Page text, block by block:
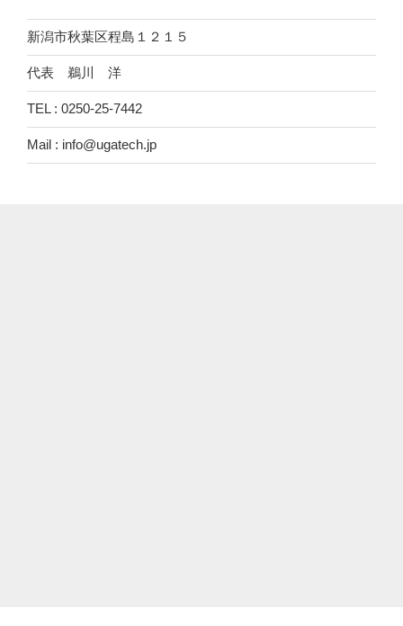
新潟市秋葉区程島１２１５
代表 鵜川 洋
TEL : 0250-25-7442
Mail : info@ugatech.jp